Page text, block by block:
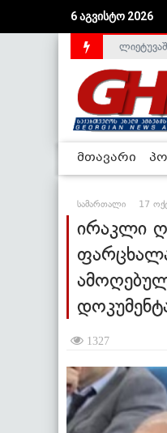
6 აგვისტო 2026
მთავარი
სამართალი 17
ირაკლი
1327